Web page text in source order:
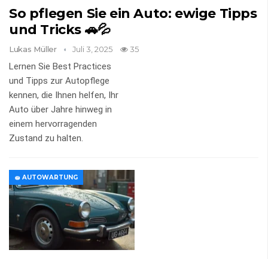
So pflegen Sie ein Auto: ewige Tipps
und Tricks 🚗💦
Lukas Müller Juli 3, 2025 35
Lernen Sie Best Practices
und Tipps zur Autopflege
kennen, die Ihnen helfen, Ihr
Auto über Jahre hinweg in
einem hervorragenden
Zustand zu halten.
🧽 AUTOWARTUNG